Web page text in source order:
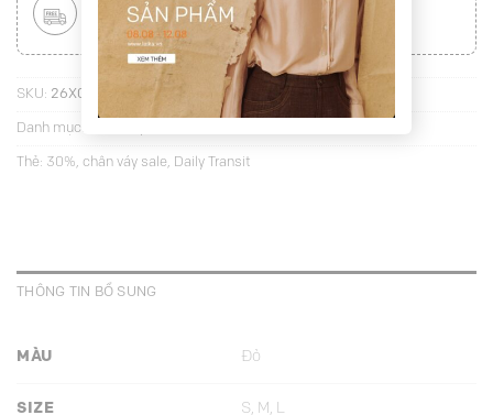
Áp dụng với hóa đơn từ300.000Đ Xem chi tiết
SKU: 26X06C1-JX5715S
Danh mục:
Thẻ: 30%, chân váy sale, Daily Transit
THÔNG TIN BỔ SUNG
MÀU Đỏ
SIZE S, M, L